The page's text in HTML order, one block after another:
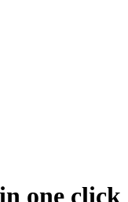
one click